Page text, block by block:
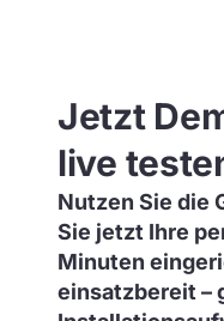
Jetzt
live
Nutzen Sie die
Sie jetzt Ihre
Minuten
einsatzbereit –